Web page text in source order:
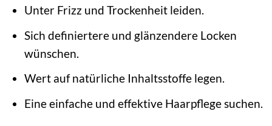
Unter Frizz und Trockenheit leiden.
Sich definiertere und glänzendere Locken
wünschen.
Wert auf natürliche Inhaltsstoffe legen.
Eine einfache und effektive Haarpflege suchen.